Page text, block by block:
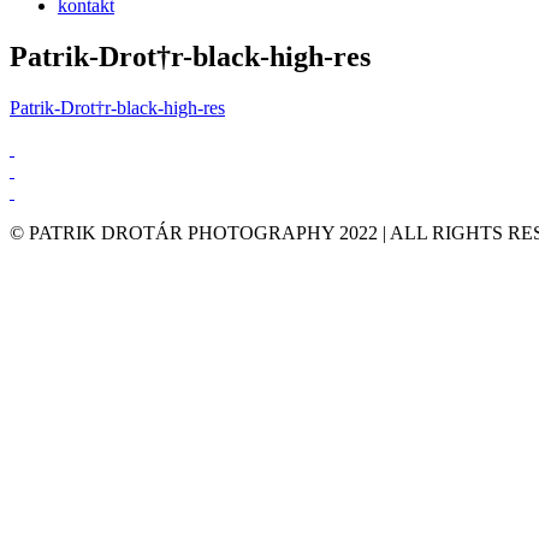
kontakt
Patrik-Drot†r-black-high-res
Patrik-Drot†r-black-high-res
© PATRIK DROTÁR PHOTOGRAPHY 2022 | ALL RIGHTS